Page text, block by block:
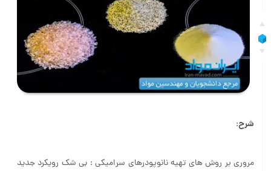
شرح:
مروری بر روش های تهیه نانوپودرهای سرامیکی : بی شک رویکرد جدید